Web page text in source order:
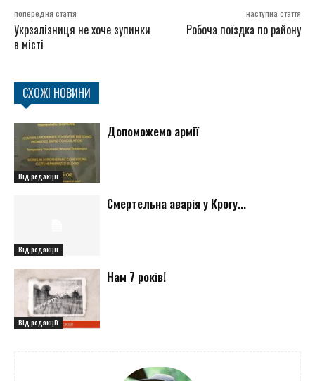
попередня стаття
Укрзалізниця не хоче зупинки
в місті
наступна стаття
Робоча поїздка по району
СХОЖІ НОВИНИ
Від редакції
Допоможемо армії
Від редакції
Смертельна аварія у Крогу...
Від редакції
Нам 7 років!